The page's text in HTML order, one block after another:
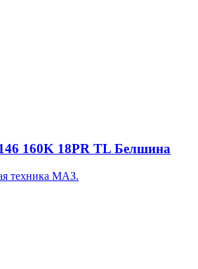
160K 18PR TL Белшина
техника МАЗ.